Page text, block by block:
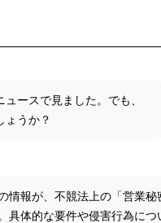
ースで見ました。でも、
ょうか？
情報が、不競法上の「営業秘
具体的な要件や侵害行為につ